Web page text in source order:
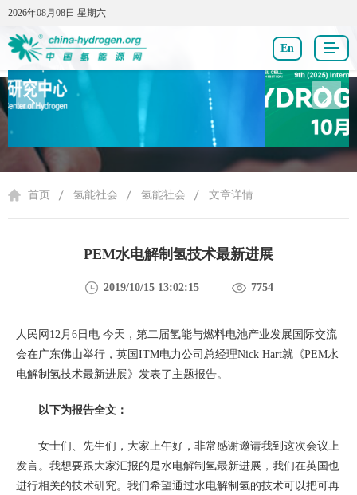
2026年08月08日 星期六
2026年08月08日 星期六
En
氢能社会
首页 氢能社会 氢能社会 文章详情
PEM水电解制氢技术最新进展
2019/10/15 13:02:15 7754
人民网12月6日电 今天，第二届氢能与燃料电池产业发展国际交流
会在广东佛山举行，英国ITM电力公司总经理Nick Hart就《PEM水
电解制氢技术最新进展》发表了主题报告。
以下为报告全文：
女士们、先生们，大家上午好，非常感谢邀请我到这次会议上
发言。我想要跟大家汇报的是水电解制氢最新进展，我们在英国也
进行相关的技术研究。我们希望通过水电解制氢的技术可以把可再